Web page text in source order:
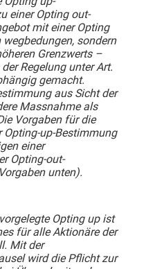
einer Opting out-
mit einer Opting
sondern
Grenzwerts –
Regelung unter Art.
gemacht.
aus Sicht der
Massnahme als
Vorgaben für die
up-Bestimmung
einer
Opting-out-
unten).
Opting up ist
für alle Aktionäre der
Mit der
wird die Pflicht zur